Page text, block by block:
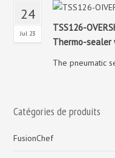
24
Jul 23
TSS126-
Thermo-sealer
The pneumatic
Catégories de produits
FusionChef